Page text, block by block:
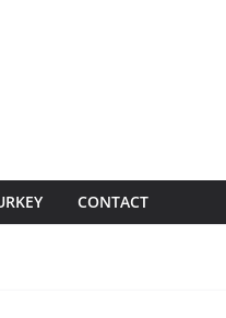
CONTACT